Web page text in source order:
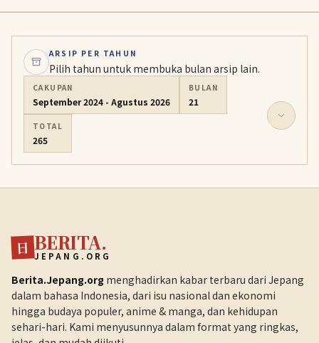
ARSIP PER TAHUN
Pilih tahun untuk membuka bulan arsip lain.
CAKUPAN
September 2024 - Agustus 2026
BULAN
21
TOTAL
265
日 BERITA.
JEPANG.ORG
Berita.Jepang.org menghadirkan kabar terbaru dari Jepang
dalam bahasa Indonesia, dari isu nasional dan ekonomi
hingga budaya populer, anime & manga, dan kehidupan
sehari-hari. Kami menyusunnya dalam format yang ringkas,